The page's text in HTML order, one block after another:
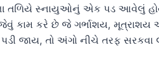
ના તળિયે સ્નાયુઓનું એક પડ આવેલું
કામ કરે છે જે ગર્ભાશય,
જાય, તો અંગો નીચે તરફ સરકવા